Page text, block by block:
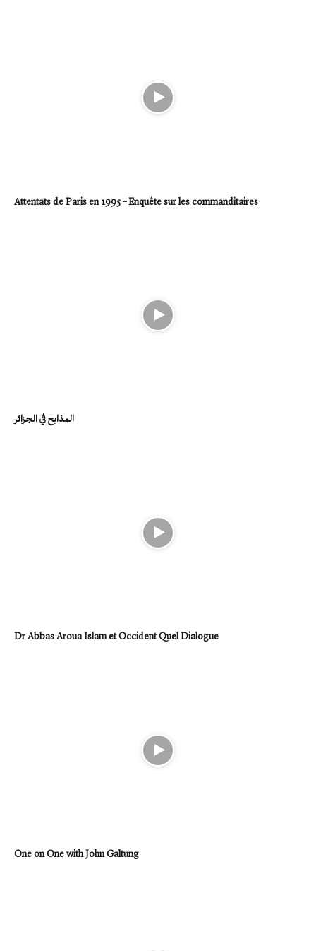
Attentats de Paris en 1995 – Enquête sur les commanditaires
المذابح في الجزائر
Dr Abbas Aroua Islam et Occident Quel Dialogue
One on One with John Galtung